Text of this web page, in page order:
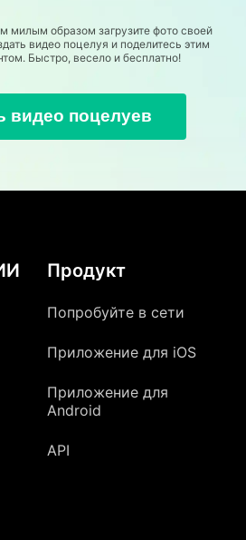
милым образом загрузите фото своей
видео поцелуя и поделитесь этим
Быстро, весело и бесплатно!
видео поцелуев
Продукт
Попробуйте в сети
Приложение для iOS
Приложение для
Android
API